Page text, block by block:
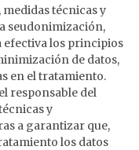
técnicas y
seudonimización,
efectiva los principios
de datos,
en el tratamiento.
el responsable del
y
a garantizar que,
los datos